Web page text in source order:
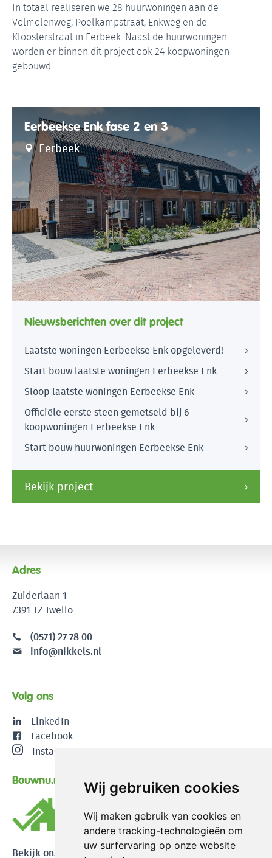
Wij gebruiken cookies
Wij maken gebruik van cookies en
andere tracking-technologieën om
uw surfervaring op onze website
In totaal realiseren we 28 huurwoningen aan de
Volmolenweg, Poelkampstraat, Enkweg en de
Kloosterstraat in Eerbeek. Naast de huurwoningen
worden er binnen dit project ook 24 koopwoningen
gebouwd.
Eerbeekse Enk fase 2 en 3
Eerbeek
Nieuwsberichten over dit project
Laatste woningen Eerbeekse Enk opgeleverd!
Start bouw laatste woningen Eerbeekse Enk
Sloop laatste woningen Eerbeekse Enk
Officiële eerste steen gemetseld bij 6
koopwoningen Eerbeekse Enk
Start bouw huurwoningen Eerbeekse Enk
Bekijk project
Adres
Zuiderlaan 1
7391 TZ Twello
(0571) 27 78 00
info@nikkels.nl
Volg ons
LinkedIn
Facebook
Instagram
Bouwnu.nl
Bekijk onze reviews